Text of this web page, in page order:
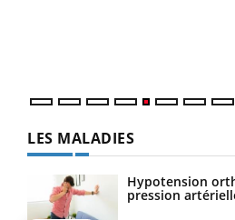
LES MALADIES
Hypotension
pression